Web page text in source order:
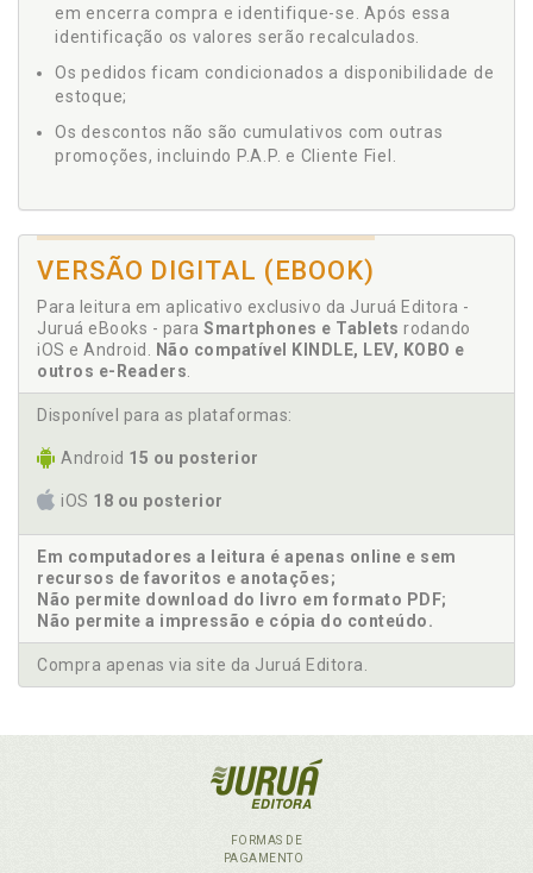
em encerra compra e identifique-se. Após essa
identificação os valores serão recalculados.
Os pedidos ficam condicionados a disponibilidade de
estoque;
Os descontos não são cumulativos com outras
promoções, incluindo P.A.P. e Cliente Fiel.
VERSÃO DIGITAL (EBOOK)
Para leitura em aplicativo exclusivo da Juruá Editora -
Juruá eBooks - para Smartphones e Tablets rodando
iOS e Android.
Não compatível KINDLE, LEV, KOBO e
outros e-Readers
Disponível para as plataformas:
Android 15 ou posterior
iOS 18 ou posterior
Em computadores a leitura é apenas online e sem
recursos de favoritos e anotações;
Não permite download do livro em formato PDF;
Não permite a impressão e cópia do conteúdo.
Compra apenas via site da Juruá Editora.
FORMAS DE
PAGAMENTO